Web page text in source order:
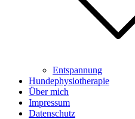
Entspannung
Hundephysiotherapie
Über mich
Impressum
Datenschutz